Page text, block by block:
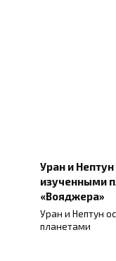
Уран и
изученными
«Вояджера»
Уран и Нептун
планетами